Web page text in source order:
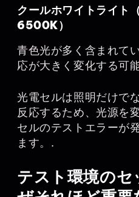
クールホワイトライト
6500K）
青色光が多く含まれて
応が大きく変化する可
光電セルは照明だけで
反応するため、光源を
セルのテストエラーが
ます。.
テスト環境の